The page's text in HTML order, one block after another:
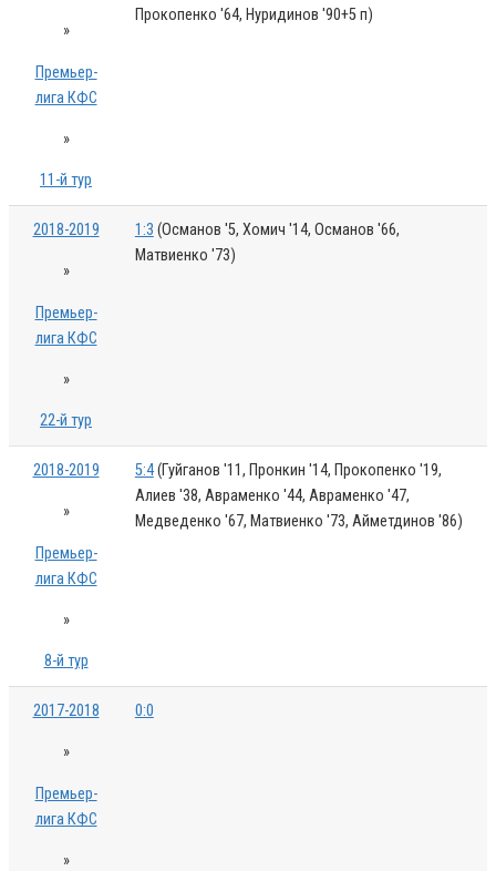
»
Премьер-
лига КФС
»
11-й тур
Прокопенко '64, Нуридинов '90+5 п)
2018-2019
»
Премьер-
лига КФС
»
22-й тур
1:3 (Османов '5, Хомич '14, Османов '66,
Матвиенко '73)
2018-2019
»
Премьер-
лига КФС
»
8-й тур
5:4(Гуйганов '11, Пронкин '14, Прокопенко '19,
Алиев '38, Авраменко '44, Авраменко '47,
Медведенко '67, Матвиенко '73, Айметдинов '86)
2017-2018
»
Премьер-
лига КФС
»
0:0